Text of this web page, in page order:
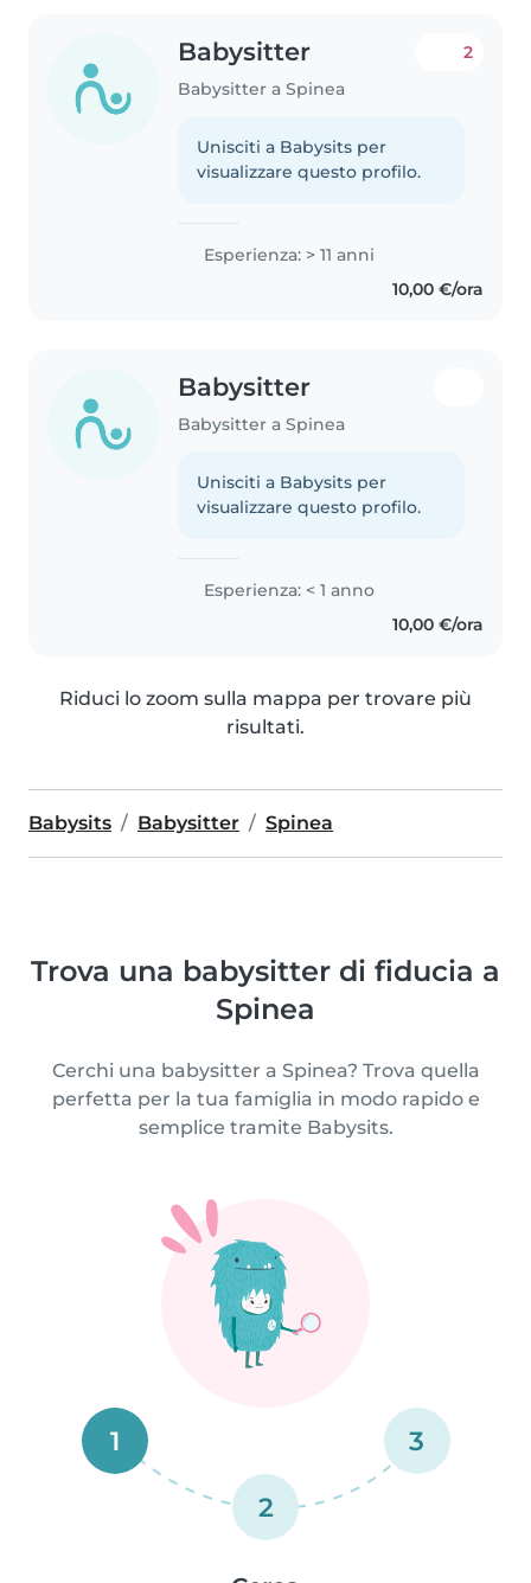
Babysitter
Babysitter a Spinea
2
Unisciti a Babysits per
visualizzare questo profilo.
Esperienza: > 11 anni
10,00 €/ora
Babysitter
Babysitter a Spinea
Unisciti a Babysits per
visualizzare questo profilo.
Esperienza: < 1 anno
10,00 €/ora
Riduci lo zoom sulla mappa per trovare più
risultati.
Babysits Babysitter Spinea
Trova una babysitter di fiducia a
Spinea
Cerchi una babysitter a Spinea? Trova quella
perfetta per la tua famiglia in modo rapido e
semplice tramite Babysits.
1
2
3